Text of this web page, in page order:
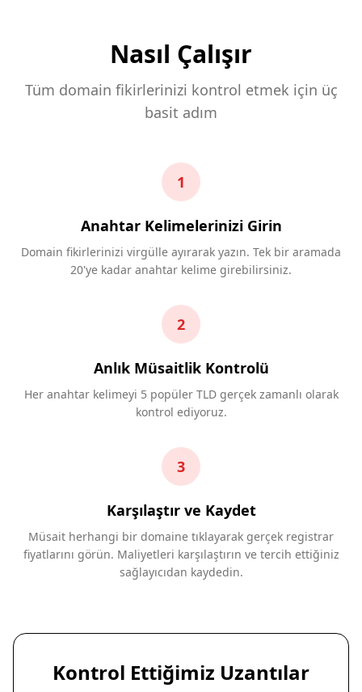
Nasıl Çalışır
Tüm domain fikirlerinizi kontrol etmek için üç
basit adım
1
Anahtar Kelimelerinizi Girin
Domain fikirlerinizi virgülle ayırarak yazın. Tek bir aramada
20'ye kadar anahtar kelime girebilirsiniz.
2
Anlık Müsaitlik Kontrolü
Her anahtar kelimeyi 5 popüler TLD gerçek zamanlı olarak
kontrol ediyoruz.
3
Karşılaştır ve Kaydet
Müsait herhangi bir domaine tıklayarak gerçek registrar
fiyatlarını görün. Maliyetleri karşılaştırın ve tercih ettiğiniz
sağlayıcıdan kaydedin.
Kontrol Ettiğimiz Uzantılar